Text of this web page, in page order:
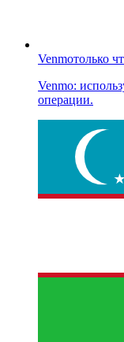
Venmoтолько
Venmo:
операции.